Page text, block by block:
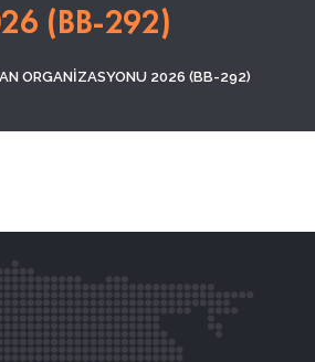
(BB-292)
ORGANİZASYONU 2026 (BB-292)